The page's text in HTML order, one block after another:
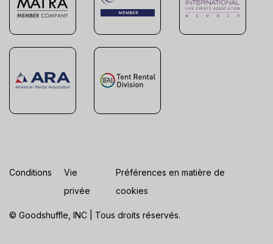
© Goodshuffle, INC | Tous droits réservés.
Conditions
Vie
privée
Préférences en matière de
cookies